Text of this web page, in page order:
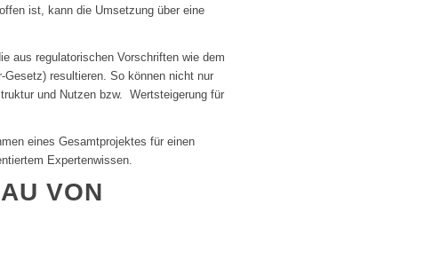
ist, kann die Umsetzung über eine
aus regulatorischen Vorschriften wie dem
resultieren. So können nicht nur
und Nutzen bzw. Wertsteigerung für
eines Gesamtprojektes für einen
Expertenwissen.
VON